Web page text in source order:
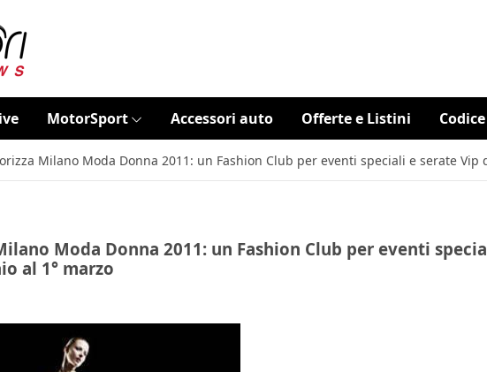
MotorSport Accessori auto Offerte e Listini
Milano Moda Donna 2011: un Fashion Club per eventi speciali e serate Vip
Moda Donna 2011: un Fashion Club per eventi
al 1° marzo